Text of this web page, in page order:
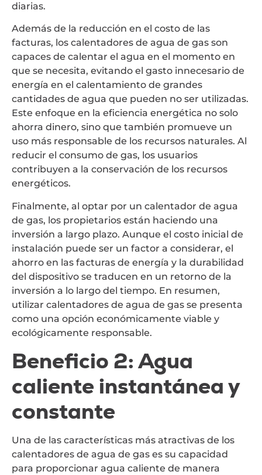
diarias.
Además de la reducción en el costo de las
facturas, los calentadores de agua de gas son
capaces de calentar el agua en el momento en
que se necesita, evitando el gasto innecesario de
energía en el calentamiento de grandes
cantidades de agua que pueden no ser utilizadas.
Este enfoque en la eficiencia energética no solo
ahorra dinero, sino que también promueve un
uso más responsable de los recursos naturales. Al
reducir el consumo de gas, los usuarios
contribuyen a la conservación de los recursos
energéticos.
Finalmente, al optar por un calentador de agua
de gas, los propietarios están haciendo una
inversión a largo plazo. Aunque el costo inicial de
instalación puede ser un factor a considerar, el
ahorro en las facturas de energía y la durabilidad
del dispositivo se traducen en un retorno de la
inversión a lo largo del tiempo. En resumen,
utilizar calentadores de agua de gas se presenta
como una opción económicamente viable y
ecológicamente responsable.
Beneficio 2: Agua
caliente instantánea y
constante
Una de las características más atractivas de los
calentadores de agua de gas es su capacidad
para proporcionar agua caliente de manera